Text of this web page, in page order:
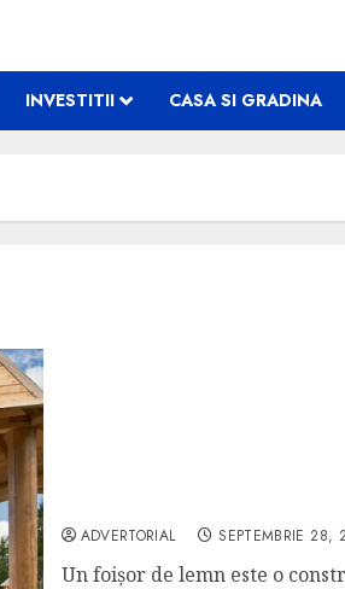
INVESTITII CASA SI GRADINA
ADVERTORIAL SEPTEMBRIE 28,
Un foișor de lemn este o